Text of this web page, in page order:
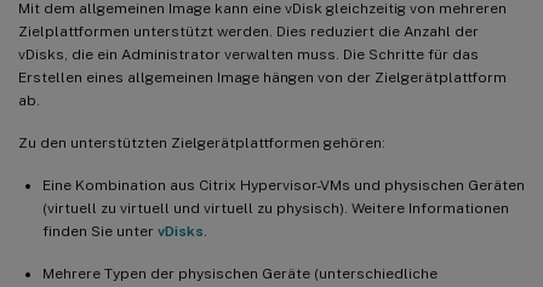
Mit dem allgemeinen Image kann eine vDisk gleichzeitig von mehreren
Zielplattformen unterstützt werden. Dies reduziert die Anzahl der
vDisks, die ein Administrator verwalten muss. Die Schritte für das
Erstellen eines allgemeinen Image hängen von der Zielgerätplattform
ab.
Zu den unterstützten Zielgerätplattformen gehören:
Eine Kombination aus Citrix Hypervisor-VMs und physischen Geräten
(virtuell zu virtuell und virtuell zu physisch). Weitere Informationen
finden Sie unter vDisks.
Mehrere Typen der physischen Geräte (unterschiedliche